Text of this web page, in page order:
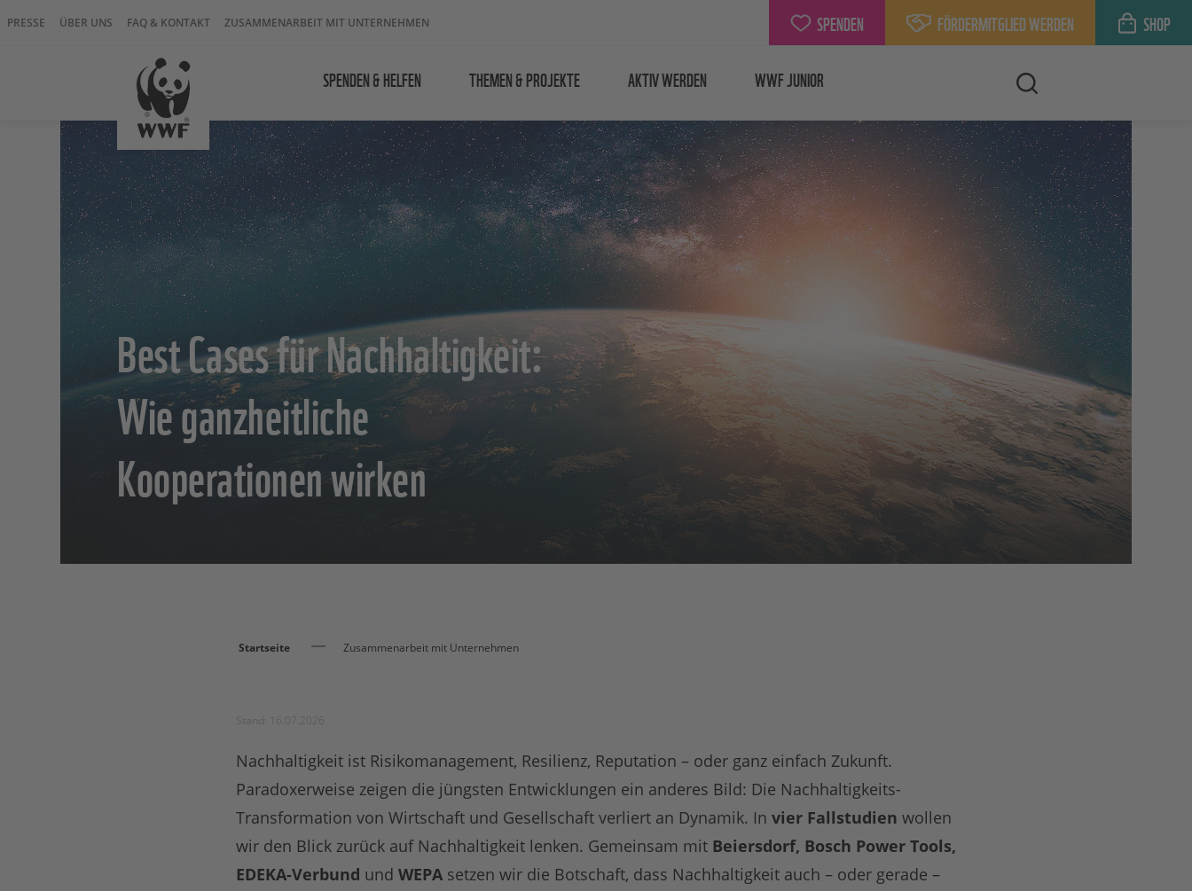
PRESSE ÜBER UNS FAQ & KONTAKT ZUSAMMENARBEIT MIT UNTERNEHMEN SPENDEN FÖRDERMITGLIED WERDEN SHOP
SPENDEN & HELFEN THEMEN & PROJEKTE AKTIV WERDEN WWF JUNIOR
Best Cases für Nachhaltigkeit:
Wie ganzheitliche
Kooperationen wirken
Startseite Zusammenarbeit mit Unternehmen
Nachhaltigkeit ist Risikomanagement, Resilienz, Reputation – oder ganz einfach Zukunft.
Paradoxerweise zeigen die jüngsten Entwicklungen ein anderes Bild: Die Nachhaltigkeits-
Transformation von Wirtschaft und Gesellschaft verliert an Dynamik. In vier Fallstudien wollen
wir den Blick zurück auf Nachhaltigkeit lenken. Gemeinsam mit Beiersdorf, Bosch Power Tools,
EDEKA-Verbund und WEPA setzen wir die Botschaft, dass Nachhaltigkeit auch – oder gerade –